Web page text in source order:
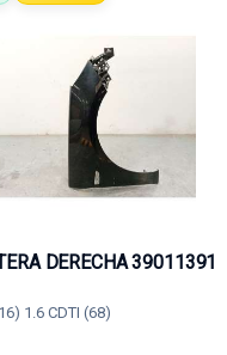
DERECHA 39011391
1.6 CDTI (68)